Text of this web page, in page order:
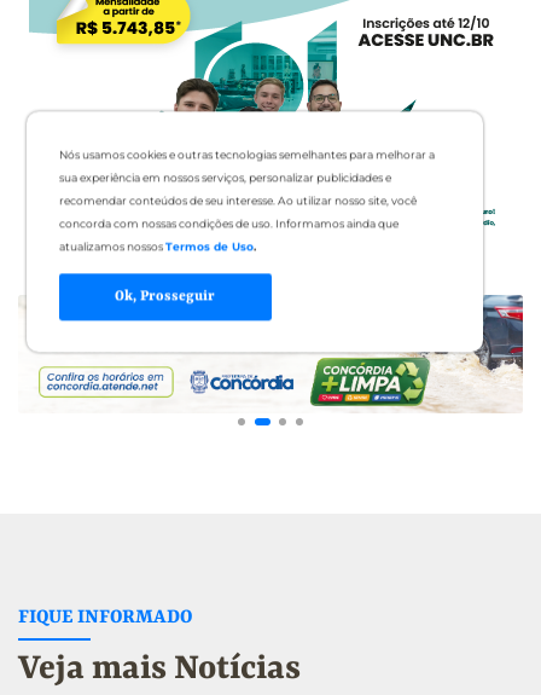
Nós usamos cookies e outras tecnologias semelhantes para melhorar a
sua experiência em nossos serviços, personalizar publicidades e
recomendar conteúdos de seu interesse. Ao utilizar nosso site, você
concorda com nossas condições de uso. Informamos ainda que
atualizamos nossosTermos de Uso.
Ok, Prosseguir
FIQUE INFORMADO
Veja mais Notícias